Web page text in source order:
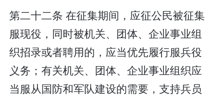
第二十二条 在征集期间，应征公民被征集
服现役，同时被机关、团体、企业事业组
织招录或者聘用的，应当优先履行服兵役
义务；有关机关、团体、企业事业组织应
当服从国防和军队建设的需要，支持兵员